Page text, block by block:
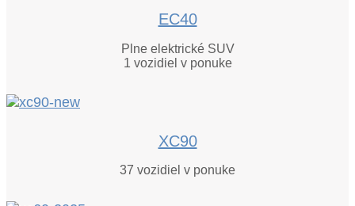
EC40
Plne elektrické SUV
1 vozidiel v ponuke
XC90
37 vozidiel v ponuke